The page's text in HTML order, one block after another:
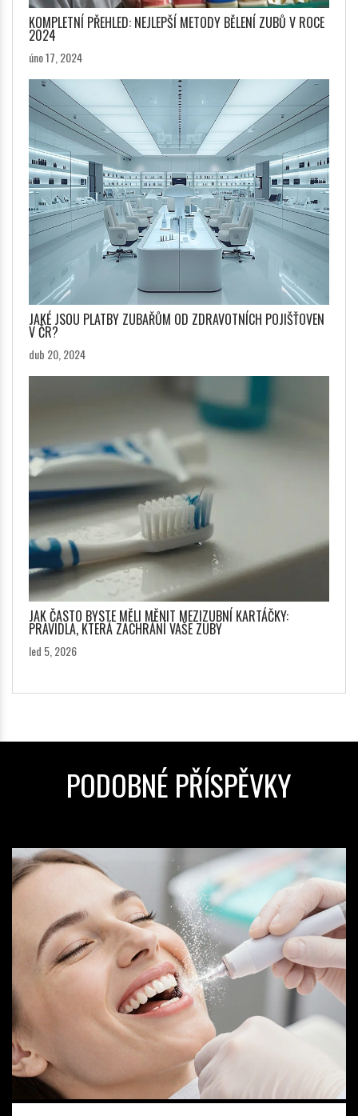
KOMPLETNÍ PŘEHLED: NEJLEPŠÍ METODY BĚLENÍ ZUBŮ V ROCE
2024
úno 17, 2024
JAKÉ JSOU PLATBY ZUBAŘŮM OD ZDRAVOTNÍCH POJIŠŤOVEN
V ČR?
dub 20, 2024
JAK ČASTO BYSTE MĚLI MĚNIT MEZIZUBNÍ KARTÁČKY:
PRAVIDLA, KTERÁ ZACHRÁNÍ VAŠE ZUBY
led 5, 2026
PODOBNÉ PŘÍSPĚVKY